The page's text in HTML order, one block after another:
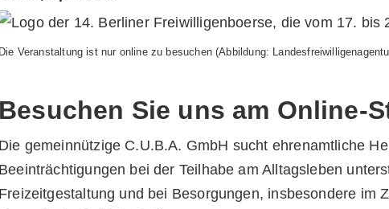
Die Veranstaltung ist nur online zu besuchen (Abbildung:
Besuchen Sie uns am Online-
Die gemeinnützige C.U.B.A. GmbH sucht ehrenamtliche
Beeinträchtigungen bei der Teilhabe am Alltagsleben
Freizeitgestaltung und bei Besorgungen, insbesondere im